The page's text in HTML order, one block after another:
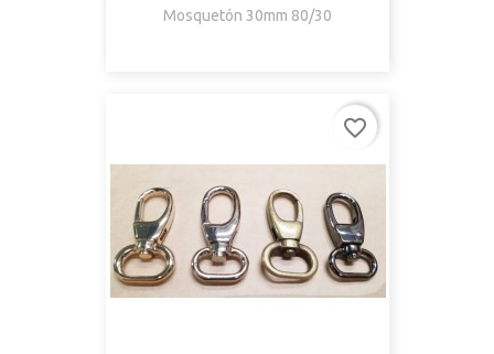
Mosquetón 30mm 80/30
favorite_border